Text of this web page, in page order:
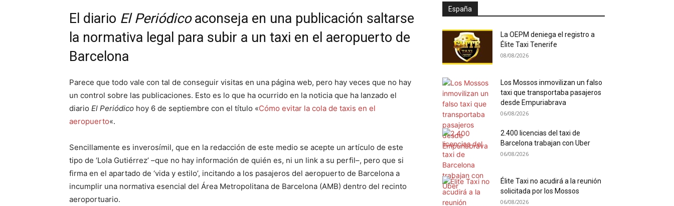
El diario El Periódicoaconseja en una publicación saltarse
la normativa legal para subir a un taxi en el aeropuerto de
Barcelona
Parece que todo vale con tal de conseguir visitas en una página web, pero hay veces que no hay
un control sobre las publicaciones. Esto es lo que ha ocurrido en la noticia que ha lanzado el
diario El Periódico hoy 6 de septiembre con el título «Cómo evitar la cola de taxis en el
aeropuerto«.
Sencillamente es inverosímil, que en la redacción de este medio se acepte un artículo de este
tipo de ‘Lola Gutiérrez’ –que no hay información de quién es, ni un link a su perfil–, pero que si
firma en el apartado de ‘vida y estilo’, incitando a los pasajeros del aeropuerto de Barcelona a
incumplir una normativa esencial del Área Metropolitana de Barcelona (AMB) dentro del recinto
aeroportuario.
España
La OEPM deniega el registro a
Élite Taxi Tenerife
08/08/2026
Los Mossos inmovilizan un falso
taxi que transportaba pasajeros
desde Empuriabrava
06/08/2026
2.400 licencias del taxi de
Barcelona trabajan con Uber
06/08/2026
Élite Taxi no acudirá a la reunión
solicitada por los Mossos
06/08/2026